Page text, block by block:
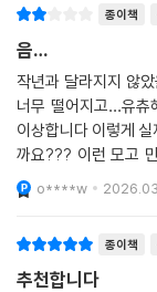
종이책
음…
작년과 달라지지 않
너무 떨어지고…유츄
이상합니다 이렇게
까요??? 이런 모고
입니다 제발 연구 좀
o****w
종이책
추천합니다